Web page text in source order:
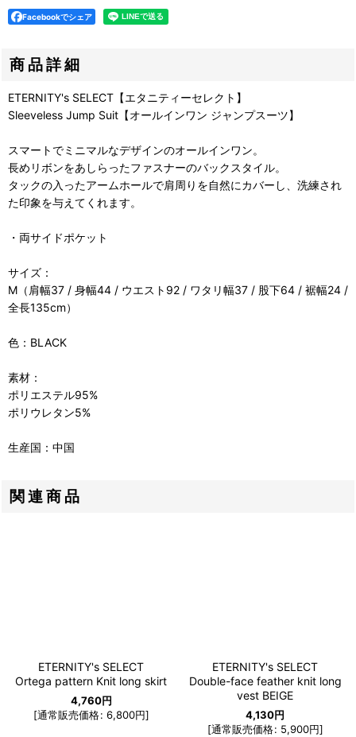
Facebookでシェア
商品詳細
ETERNITY's SELECT【エタニティーセレクト】
Sleeveless Jump Suit【オールインワン ジャンプスーツ】
スマートでミニマルなデザインのオールインワン。
長めリボンをあしらったファスナーのバックスタイル。
タックの入ったアームホールで肩周りを自然にカバーし、洗練され
た印象を与えてくれます。
・両サイドポケット
サイズ：
M（肩幅37 / 身幅44 / ウエスト92 / ワタリ幅37 / 股下64 / 裾幅24 /
全長135cm）
色：BLACK
素材：
ポリエステル95%
ポリウレタン5%
生産国：中国
関連商品
ETERNITY's SELECT
Ortega pattern Knit long skirt
4,760円
[通常販売価格: 6,800円]
ETERNITY's SELECT
Double-face feather knit long
vest BEIGE
4,130円
[通常販売価格: 5,900円]